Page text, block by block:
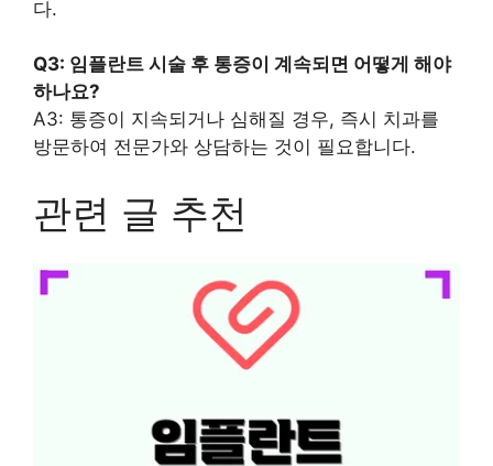
다.
Q3: 임플란트 시술 후 통증이 계속되면 어떻게 해야
하나요?
A3: 통증이 지속되거나 심해질 경우, 즉시 치과를
방문하여 전문가와 상담하는 것이 필요합니다.
관련 글 추천